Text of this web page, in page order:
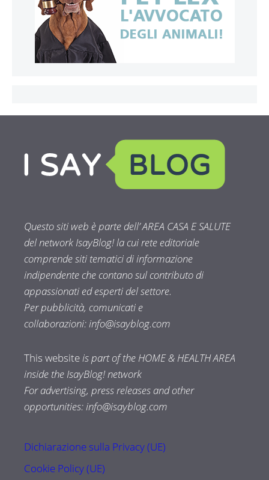
Questo siti web è parte dell’ AREA CASA E SALUTE
del network IsayBlog! la cui rete editoriale
comprende siti tematici di informazione
indipendente che contano sul contributo di
appassionati ed esperti del settore.
Per pubblicità, comunicati e
collaborazioni:info@isayblog.com
This websiteis part of the HOME & HEALTH AREA
inside the IsayBlog! network
For advertising, press releases and other
opportunities:info@isayblog.com
Dichiarazione sulla Privacy (UE)
Cookie Policy (UE)